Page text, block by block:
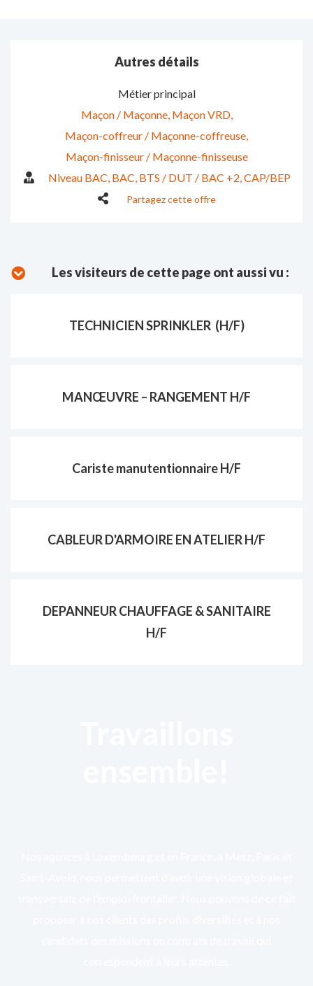
Autres détails
Métier principal
Maçon / Maçonne Maçon VRD
Maçon-coffreur / Maçonne-coffreuse
Maçon-finisseur / Maçonne-finisseuse
Niveau BAC BAC BTS / DUT / BAC +2 CAP/BEP
Partagez cette offre
Les visiteurs de cette page ont aussi vu :
TECHNICIEN SPRINKLER (H/F)
MANŒUVRE – RANGEMENT H/F
Cariste manutentionnaire H/F
CABLEUR D'ARMOIRE EN ATELIER H/F
DEPANNEUR CHAUFFAGE & SANITAIRE
H/F